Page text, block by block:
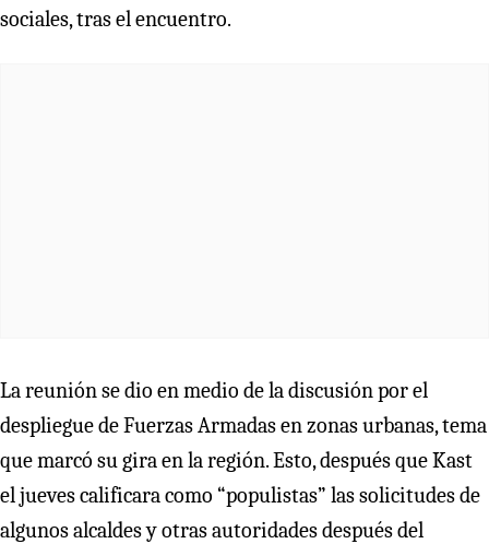
sociales, tras el encuentro.
La reunión se dio en medio de la discusión por el
despliegue de Fuerzas Armadas en zonas urbanas, tema
que marcó su gira en la región. Esto, después que Kast
el jueves calificara como “populistas” las solicitudes de
algunos alcaldes y otras autoridades después del